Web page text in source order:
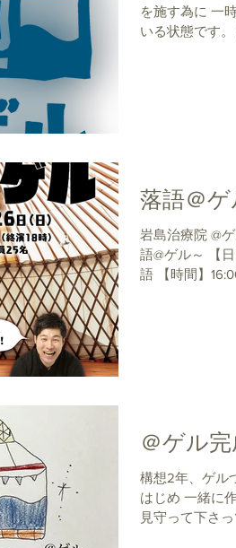
を施す為に 一
いる状態です
落語＠ゲ
岩島治療院 @ゲ
語@ゲル～ 【日にち】11月26日（日）立川志の彦 落
語 【時間】16:00会場/16:30開演（終演18:00） 【料
＠ゲル完
構想2年、ゲル
はじめ 一緒に
見守って下さ
うございます